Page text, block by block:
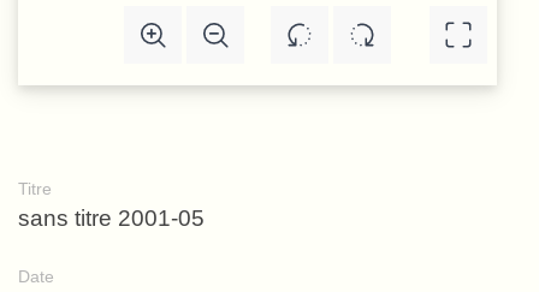
Titre
sans titre 2001-05
Date